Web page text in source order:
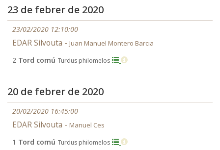
23 de febrer de 2020
23/02/2020 12:10:00
EDAR Silvouta - Juan Manuel Montero Barcia
2 Tord comú Turdus philomelos
20 de febrer de 2020
20/02/2020 16:45:00
EDAR Silvouta - Manuel Ces
1 Tord comú Turdus philomelos